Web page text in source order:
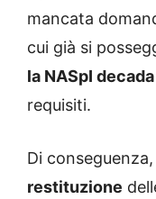
mancata
cui già si
la NASpI decada
requisiti.
Di conseguenza,
restituzione